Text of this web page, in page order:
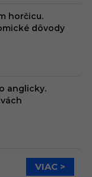
horčicu.
dôvody
anglicky.
VIAC >